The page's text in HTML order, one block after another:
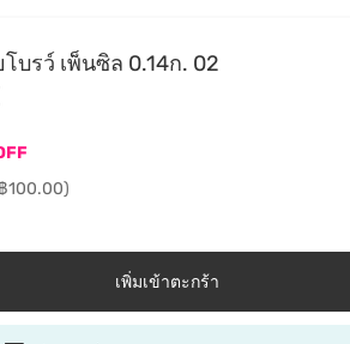
บรว์ เพ็นซิล 0.14ก. 02
100.00)
เพิ่มเข้าตะกร้า